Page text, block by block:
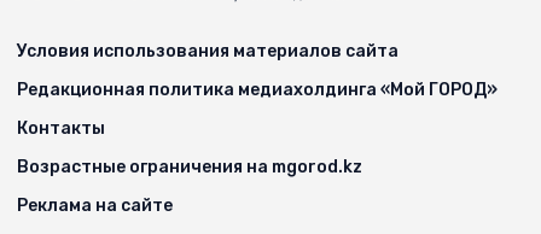
Условия использования материалов сайта
Редакционная политика медиахолдинга «Мой ГОРОД»
Контакты
Возрастные ограничения на mgorod.kz
Реклама на сайте